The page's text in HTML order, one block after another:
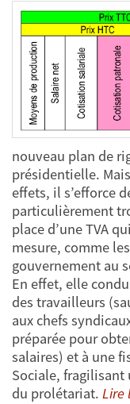
nouveau plan de
présidentielle.
effets, il s’efforce
particulièrement
place d’une TVA
mesure, comme
gouvernement au
En effet, elle
des travailleurs
aux chefs
préparée pour
salaires) et à une
Sociale,
du prolétariat. Lire